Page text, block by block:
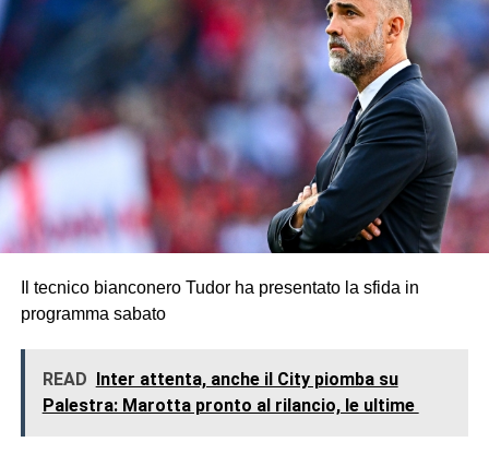
Il tecnico bianconero Tudor ha presentato la sfida in
programma sabato
READ Inter attenta, anche il City piomba su
Palestra: Marotta pronto al rilancio, le ultime